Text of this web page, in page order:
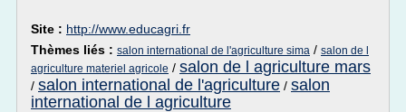
Site : http://www.educagri.fr
Thèmes liés : salon international de l'agriculture sima / salon de l
agriculture materiel agricole / salon de l agriculture mars
/ salon international de l'agriculture / salon
international de l agriculture